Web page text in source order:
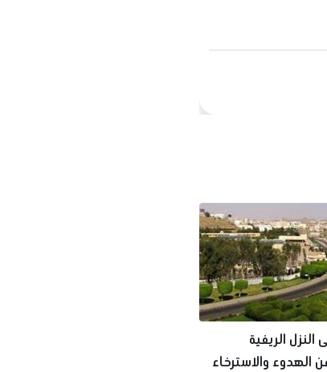
النزل الريفية
الهدوء والاسترخاء